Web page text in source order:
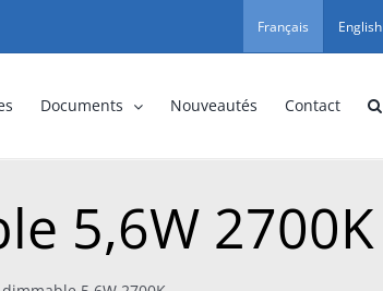
Français English
Documents Nouveautés Contact
5,6W 2700K